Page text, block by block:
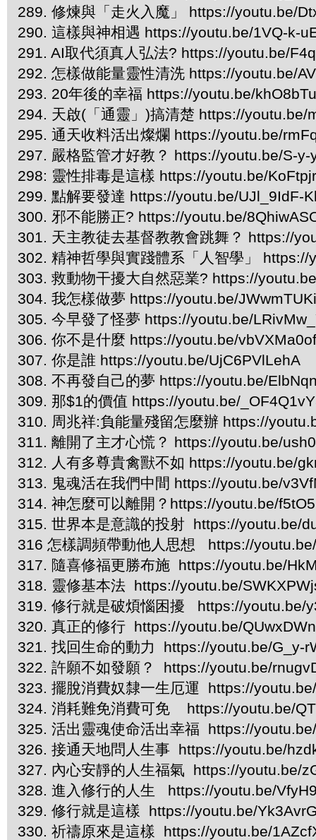
289. 修煉與「走火入魔」 https://youtu.be/
290. 這樣與神相遇 https://youtu.be/1VQ-k-
291. AI取代須真人弘法? https://youtu.be/
292. 怎樣做能量靈性清洗 https://youtu.be/
293. 20年後的幸福 https://youtu.be/
294. 天啟(「通靈」)搞清楚 https://youtu.be/
295. 通天收料活出燦爛 https://youtu.be/
297. 嚴格監管才好教？ https://youtu.be/S-y-
298: 靈性排毒是這樣 https://youtu.be/
299. 點解要發達 https://youtu.be/UJl_9IdF-
300. 邪不能勝正? https://youtu.be/
301. 天主教徒去基督教教會跳舞？ https://
302. 精神哲學與實踐體系「人智學」
303. 救動物干擾大自然惡業? https://
304. 我怎樣做夢 https://youtu.be/
305. 今早發了怪夢 https://youtu.be/
306. 你不是什麼 https://youtu.be/
307. 你是誰 https://youtu.be/UjC6PVlLehA
308. 不再發自己的夢 https://youtu.be/
309. 那$1的價值 https://youtu.be/
310. 周兆祥:負能量殘留怎麼辦 https://
311. 離開了主才心慌？ https://youtu.be/
312. 人有多尊貴禽獸不如 https://youtu.be/
313. 鬼魂活在我們中間 https://youtu.be/
314. 神怎麼可以離開？https://youtu.be/
315. 世界本是意識的投射 https://youtu.be/
316 怎樣調頻帶動他人思想 https://
317. 隨喜修福更勝布施 https://youtu.be/
318. 靈修基本法 https://youtu.be/
319. 修行就是破煩惱困擾 https://youtu.be/
320. 真正的修行 https://youtu.be/
321. 找回生命的動力 https://youtu.be/G_y-
322. 許願不如發願？ https://youtu.be/
323. 擺脫消費奴隸一生厄運 https://
324. 消耗難免消費可免 https://youtu.be/
325. 活出靈魂使命活出幸福 https://
326. 接通天地問人生事 https://youtu.be/
327. 內心安靜的人生福氣 https://youtu.be/
328. 進入修行的人生 https://youtu.be/
329. 修行就是這樣 https://youtu.be/
330. 祈禱原來是這樣 https://youtu.be/